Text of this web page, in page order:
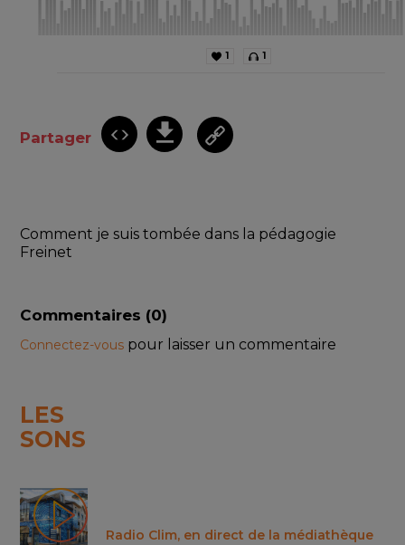
1 1
Partager
Comment je suis tombée dans la pédagogie
Freinet
Commentaires (0)
Connectez-vous pour laisser un commentaire
LES
SONS
Radio Clim, en direct de la médiathèque